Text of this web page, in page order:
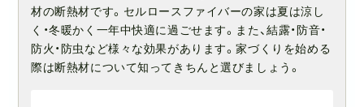
材の断熱材です。セルロースファイバーの家は夏は涼し
く・冬暖かく一年中快適に過ごせます。また、結露・防音・
防火・防虫など様々な効果があります。家づくりを始める
際は断熱材について知ってきちんと選びましょう。